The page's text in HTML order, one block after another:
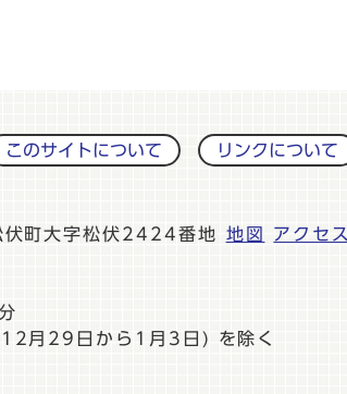
このサイトについて リンクについて
町大字松伏2424番地 地図
アクセス
月29日から1月3日) を除く